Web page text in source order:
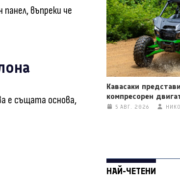
въпреки че
е същата основа,
Кавасаки
компресорен
5 АВГ. 2026
НАЙ-ЧЕТЕНИ